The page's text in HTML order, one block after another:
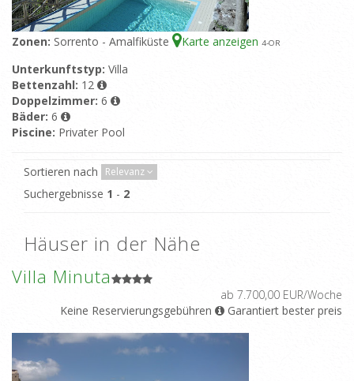
Zonen: Sorrento - Amalfiküste Karte anzeigen 4-OR
Unterkunftstyp: Villa
Bettenzahl: 12
Doppelzimmer: 6
Bäder: 6
Piscine: Privater Pool
Sortieren nach Relevanz
Suchergebnisse 1 - 2
Häuser in der Nähe
Villa Minuta
ab 7.700,00 EUR/Woche
Keine Reservierungsgebühren
Garantiert bester preis